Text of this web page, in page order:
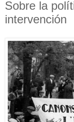
Sobre la
intervención